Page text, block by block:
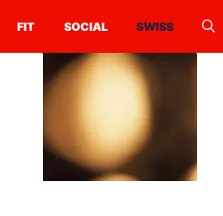
FIT SOCIAL SWISS